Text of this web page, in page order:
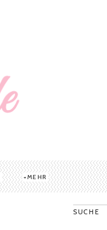
MEHR
SUCHE